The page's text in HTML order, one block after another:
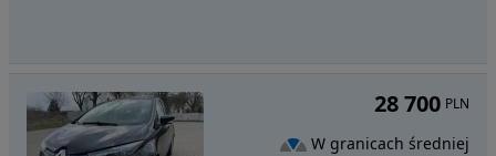
28 700 PLN
W granicach średniej